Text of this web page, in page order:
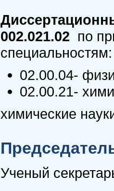
002.021.02 по
специальностям:
02.00.04-
02.00.21-
химические
Ученый